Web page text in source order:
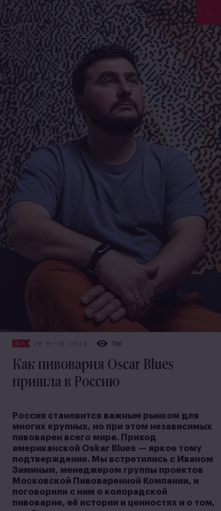
采访 28 十一月, 2019 796
Как пивоварня Oscar Blues
пришла в Россию
Россия становится важным рынком для
многих крупных, но при этом независимых
пивоварен всего мира. Приход
американской Oskar Blues — яркое тому
подтверждение. Мы встретились с Иваном
Зиминым, менеджером группы проектов
Московской Пивоваренной Компании, и
поговорили с ним о колорадской
пивоварне, её истории и ценностях и о том,